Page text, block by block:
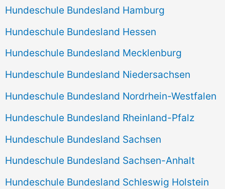
Hundeschule Bundesland Hamburg
Hundeschule Bundesland Hessen
Hundeschule Bundesland Mecklenburg
Hundeschule Bundesland Niedersachsen
Hundeschule Bundesland Nordrhein-Westfalen
Hundeschule Bundesland Rheinland-Pfalz
Hundeschule Bundesland Sachsen
Hundeschule Bundesland Sachsen-Anhalt
Hundeschule Bundesland Schleswig Holstein